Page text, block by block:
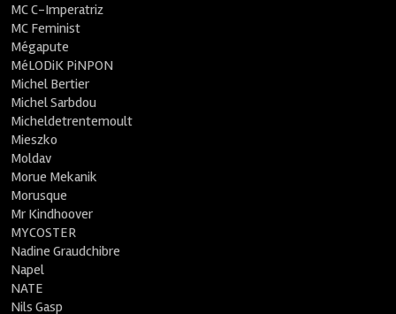
MC C-Imperatriz
MC Feminist
Mégapute
MéLODiK PiNPON
Michel Bertier
Michel Sarbdou
Micheldetrentemoult
Mieszko
Moldav
Morue Mekanik
Morusque
Mr Kindhoover
MYCOSTER
Nadine Graudchibre
Napel
NATE
Nils Gasp